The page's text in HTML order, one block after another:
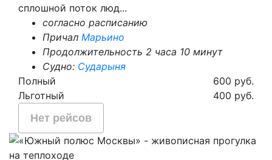
сплошной поток люд...
согласно расписанию
Причал Марьино
Продолжительность 2 часа 10 минут
Судно: Сударыня
Полный
600 руб.
Льготный
400 руб.
Нет рейсов